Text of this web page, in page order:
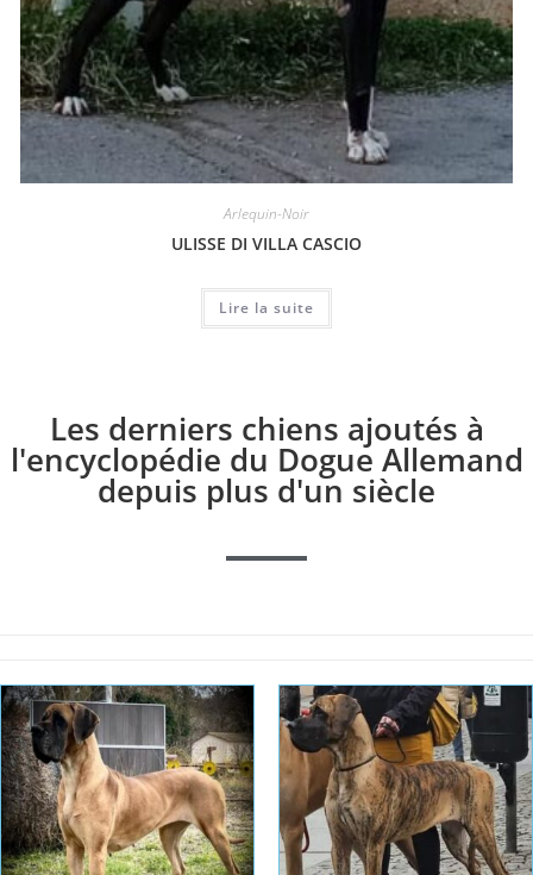
Arlequin-Noir
ULISSE DI VILLA CASCIO
Lire la suite
Les derniers chiens ajoutés à
l'encyclopédie du Dogue Allemand
depuis plus d'un siècle